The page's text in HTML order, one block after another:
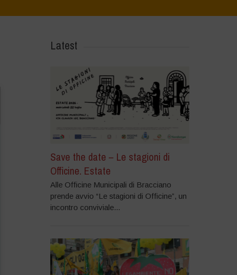
Latest
Save the date – Le stagioni di
Officine. Estate
Alle Officine Municipali di Bracciano
prende avvio “Le stagioni di Officine”, un
incontro conviviale...